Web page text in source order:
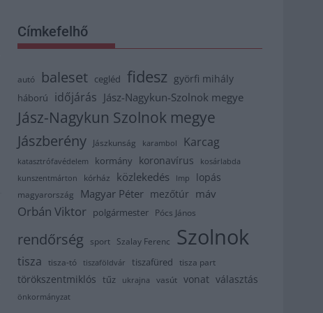
Címkefelhő
autó baleset cegléd fidesz györfi mihály
háború időjárás Jász-Nagykun-Szolnok megye
Jász-Nagykun Szolnok megye
Jászberény Jászkunság karambol Karcag
katasztrófavédelem kormány koronavírus
kosárlabda
kunszentmárton
kórház közlekedés lmp lopás
magyarország Magyar Péter mezőtúr máv
Orbán Viktor polgármester Pócs János
rendőrség sport Szalay Ferenc Szolnok
tisza tisza-tó tiszaföldvár tiszafüred tisza part
törökszentmiklós tűz ukrajna vasút vonat választás
önkormányzat